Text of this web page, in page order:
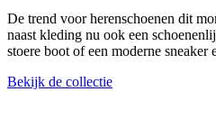
De trend voor herenschoenen dit
naast kleding nu ook een
stoere boot of een moderne
Bekijk de collectie